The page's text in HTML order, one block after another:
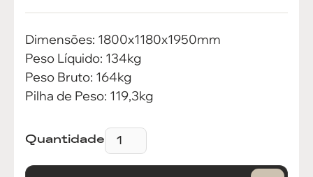
Dimensões: 1800x1180x1950mm
Peso Líquido: 134kg
Peso Bruto: 164kg
Pilha de Peso: 119,3kg
Quantidade